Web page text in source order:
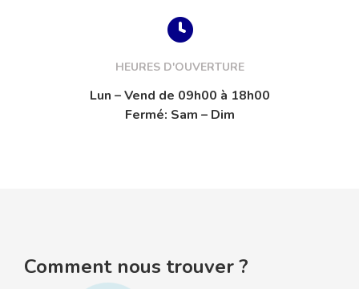
HEURES D'OUVERTURE
Lun – Vend de 09h00 à 18h00
Fermé: Sam – Dim
Comment nous trouver ?